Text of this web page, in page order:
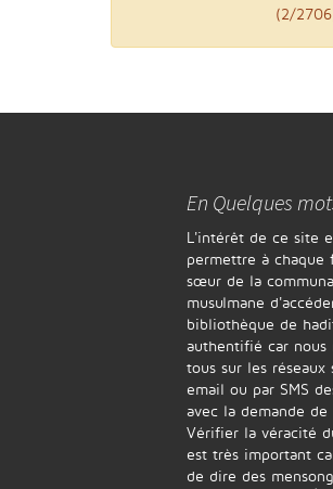
(2/
En Quelques
L'intérêt de ce site
permettre à chaque
sœur de la
musulmane
bibliothèque de
authentifié car nous
tous sur les réseaux
email ou par SMS
avec la demande de
Vérifier la véracité
est très important
de dire des